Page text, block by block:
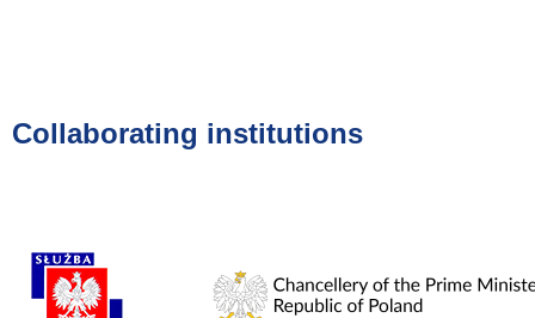
Collaborating institutions